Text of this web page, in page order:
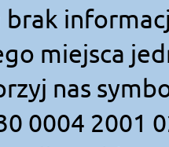
brak
miejsca
nas
0004 2001